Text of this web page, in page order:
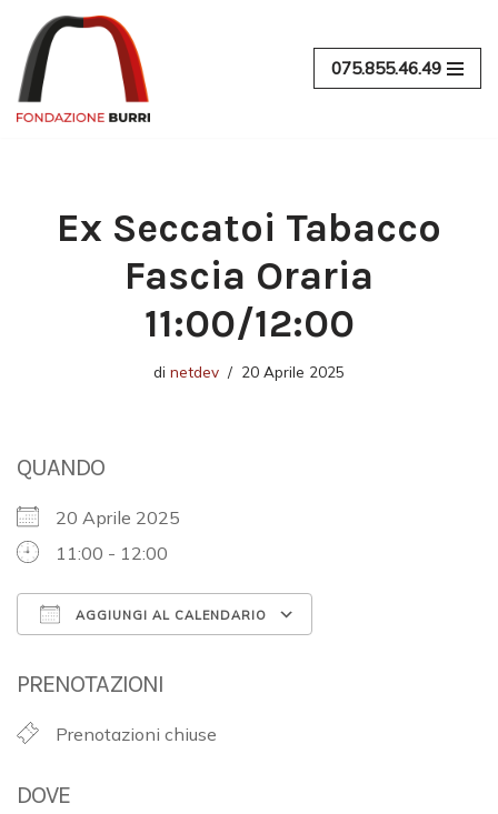
Vai
al
contenuto
075.855.46.49
Ex Seccatoi Tabacco
Fascia Oraria
11:00/12:00
di netdev 20 Aprile 2025
QUANDO
20 Aprile 2025
11:00 - 12:00
AGGIUNGI AL CALENDARIO
PRENOTAZIONI
Prenotazioni chiuse
DOVE